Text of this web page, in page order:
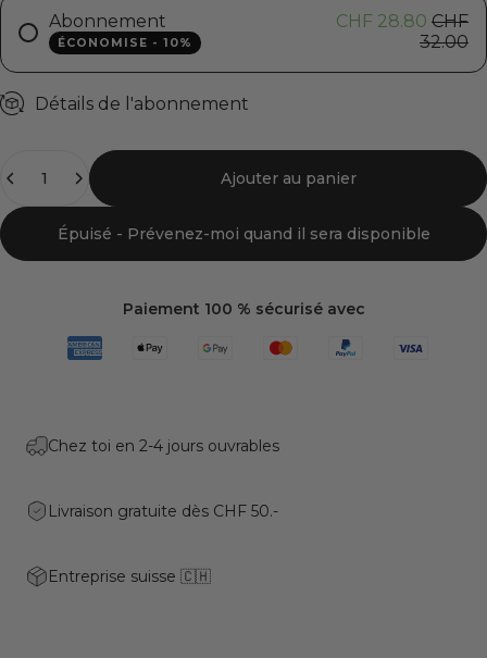
Abonnement
ÉCONOMISE - 10%
CHF 28.80 CHF
32.00
Détails de l'abonnement
Ajouter au panier
Épuisé - Prévenez-moi quand il sera disponible
Paiement 100 % sécurisé avec
Chez toi en 2-4 jours ouvrables
Livraison gratuite dès CHF 50.-
Entreprise suisse 🇨🇭